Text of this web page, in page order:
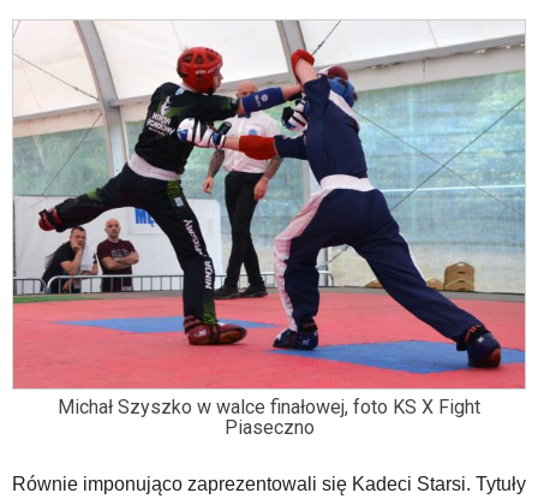
Google
Maps
osadzane
formie
ramek.
Elementy
te
obsługiwane
za
pomocą
strzałek
lub
odpowiadających
klawiaturowych
Michał Szyszko w walce finałowej, foto KS X Fight
Piaseczno
Równie imponująco zaprezentowali się Kadeci Starsi. Tytuły